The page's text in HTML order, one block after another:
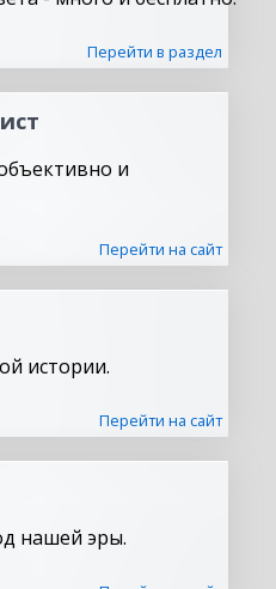
Перейти в раздел
и
Перейти на сайт
истории.
Перейти на сайт
нашей эры.